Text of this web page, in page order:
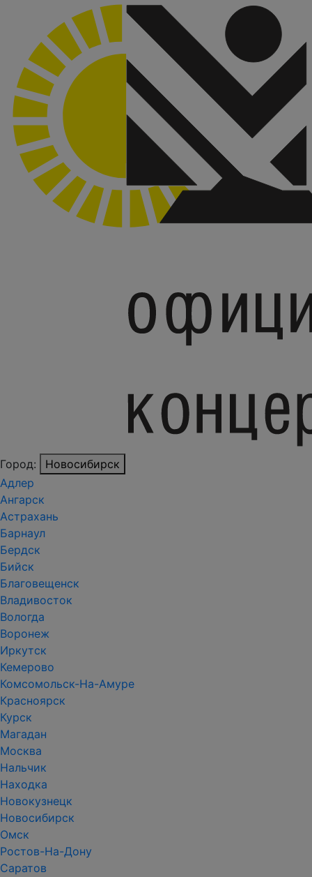
Город:
Новосибирск
Адлер
Ангарск
Астрахань
Барнаул
Бердск
Бийск
Благовещенск
Владивосток
Вологда
Воронеж
Иркутск
Кемерово
Комсомольск-На-Амуре
Красноярск
Курск
Магадан
Москва
Нальчик
Находка
Новокузнецк
Новосибирск
Омск
Ростов-На-Дону
Саратов